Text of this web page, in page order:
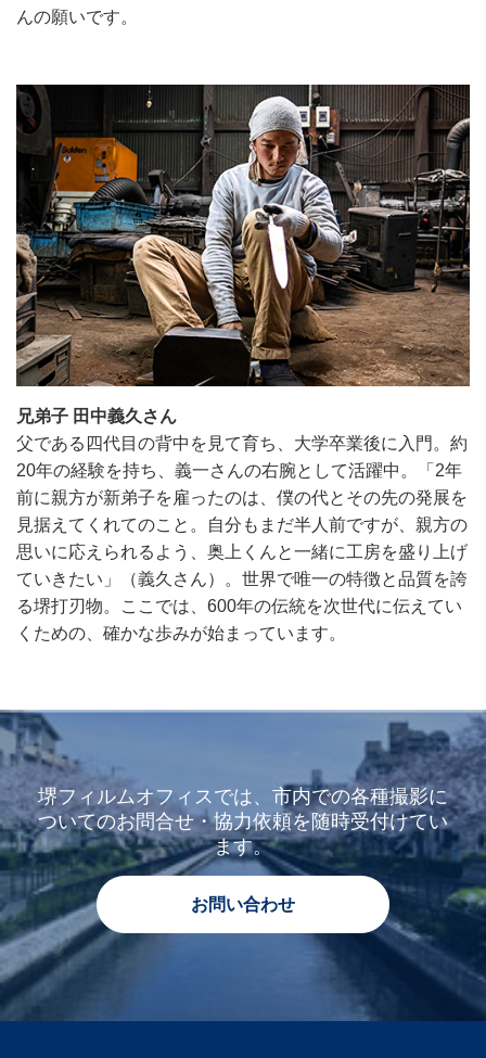
んの願いです。
兄弟子 田中義久さん
父である四代目の背中を見て育ち、大学卒業後に入門。約
20年の経験を持ち、義一さんの右腕として活躍中。「2年
前に親方が新弟子を雇ったのは、僕の代とその先の発展を
見据えてくれてのこと。自分もまだ半人前ですが、親方の
思いに応えられるよう、奥上くんと一緒に工房を盛り上げ
ていきたい」（義久さん）。世界で唯一の特徴と品質を誇
る堺打刃物。ここでは、600年の伝統を次世代に伝えてい
くための、確かな歩みが始まっています。
堺フィルムオフィスでは、市内での各種撮影に
ついてのお問合せ・協力依頼を随時受付けてい
ます。
お問い合わせ